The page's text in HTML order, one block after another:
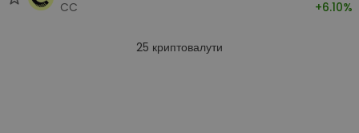
CC
+6.10%
25 криптовалути